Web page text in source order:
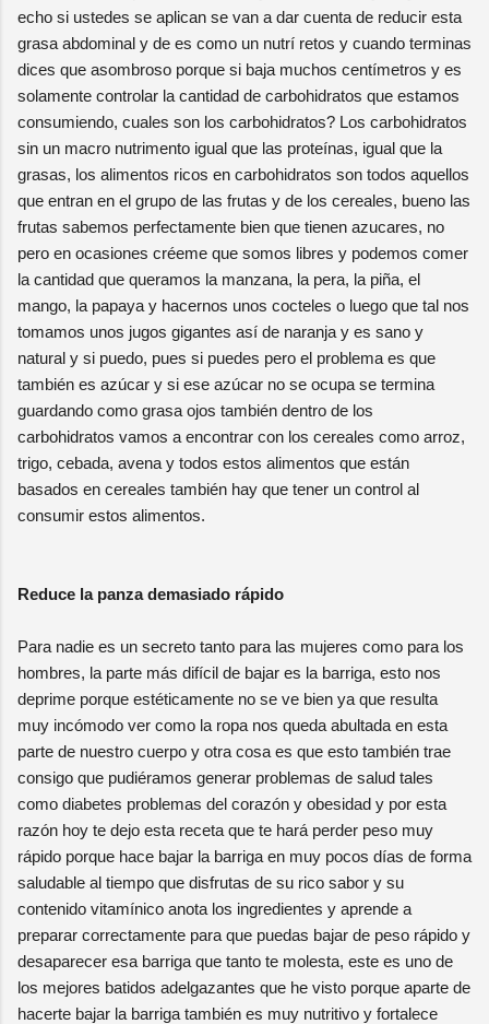
echo si ustedes se aplican se van a dar cuenta de reducir esta
grasa abdominal y de es como un nutrí retos y cuando terminas
dices que asombroso porque si baja muchos centímetros y es
solamente controlar la cantidad de carbohidratos que estamos
consumiendo, cuales son los carbohidratos? Los carbohidratos
sin un macro nutrimento igual que las proteínas, igual que la
grasas, los alimentos ricos en carbohidratos son todos aquellos
que entran en el grupo de las frutas y de los cereales, bueno las
frutas sabemos perfectamente bien que tienen azucares, no
pero en ocasiones créeme que somos libres y podemos comer
la cantidad que queramos la manzana, la pera, la piña, el
mango, la papaya y hacernos unos cocteles o luego que tal nos
tomamos unos jugos gigantes así de naranja y es sano y
natural y si puedo, pues si puedes pero el problema es que
también es azúcar y si ese azúcar no se ocupa se termina
guardando como grasa ojos también dentro de los
carbohidratos vamos a encontrar con los cereales como arroz,
trigo, cebada, avena y todos estos alimentos que están
basados en cereales también hay que tener un control al
consumir estos alimentos.
Reduce la panza demasiado rápido
Para nadie es un secreto tanto para las mujeres como para los
hombres, la parte más difícil de bajar es la barriga, esto nos
deprime porque estéticamente no se ve bien ya que resulta
muy incómodo ver como la ropa nos queda abultada en esta
parte de nuestro cuerpo y otra cosa es que esto también trae
consigo que pudiéramos generar problemas de salud tales
como diabetes problemas del corazón y obesidad y por esta
razón hoy te dejo esta receta que te hará perder peso muy
rápido porque hace bajar la barriga en muy pocos días de forma
saludable al tiempo que disfrutas de su rico sabor y su
contenido vitamínico anota los ingredientes y aprende a
preparar correctamente para que puedas bajar de peso rápido y
desaparecer esa barriga que tanto te molesta, este es uno de
los mejores batidos adelgazantes que he visto porque aparte de
hacerte bajar la barriga también es muy nutritivo y fortalece